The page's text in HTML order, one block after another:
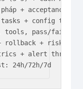
+ acceptance
tasks + config
tools, pass/fail
rollback + risk
+ alert
24h/72h/7d